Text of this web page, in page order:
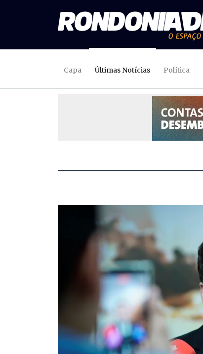
Capa Últimas Notícias Política